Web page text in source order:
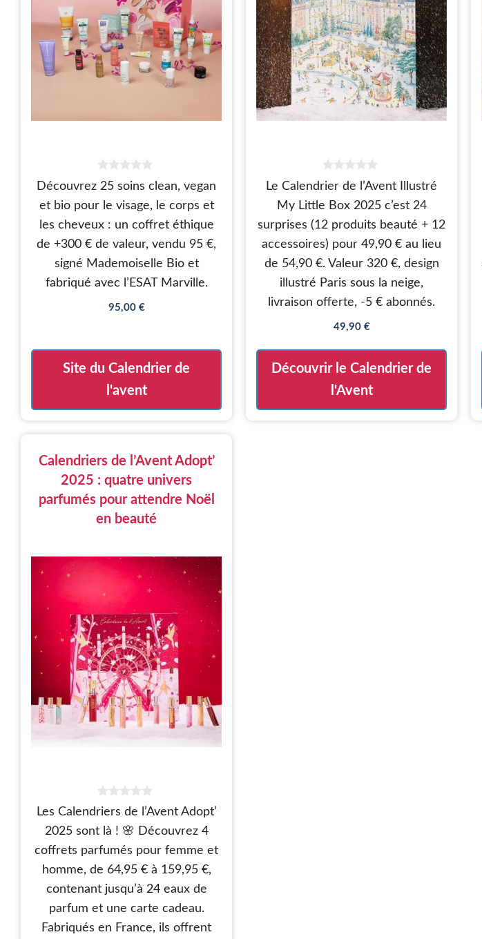
0
s
u
5
Découvrez 25 soins clean, vegan
et bio pour le visage, le corps et
les cheveux : un coffret éthique
de +300 € de valeur, vendu 95 €,
signé Mademoiselle Bio et
fabriqué avec l’ESAT Marville.
95,00 €
Site du Calendrier de
l'avent
0
s
u
r
5
Le Calendrier de l’Avent Illustré
My Little Box 2025 c’est 24
surprises (12 produits beauté + 12
accessoires) pour 49,90 € au lieu
de 54,90 €. Valeur 320 €, design
illustré Paris sous la neige,
livraison offerte, -5 € abonnés.
49,90 €
Découvrir le Calendrier de
l'Avent
Calendriers de l’Avent Adopt’
2025 : quatre univers
parfumés pour attendre Noël
en beauté
0
s
u
r
5
Les Calendriers de l’Avent Adopt’
2025 sont là ! 🌸 Découvrez 4
coffrets parfumés pour femme et
homme, de 64,95 € à 159,95 €,
contenant jusqu’à 24 eaux de
parfum et une carte cadeau.
Fabriqués en France, ils offrent